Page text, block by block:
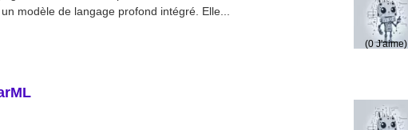
modèle de langage profond intégré. Elle...
(0J'aime)